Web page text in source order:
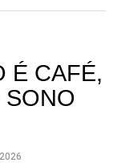
segue
lideranças de
em torno de
É CAFÉ,
SONO